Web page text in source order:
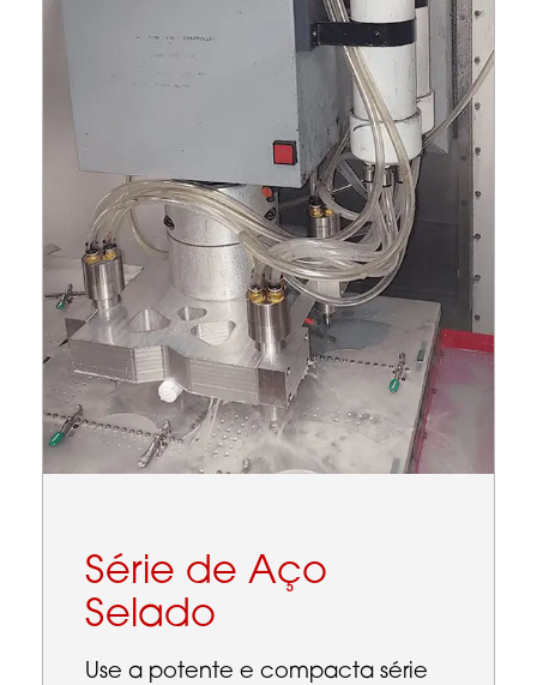
Série de Aço
Selado
Use a potente e compacta série